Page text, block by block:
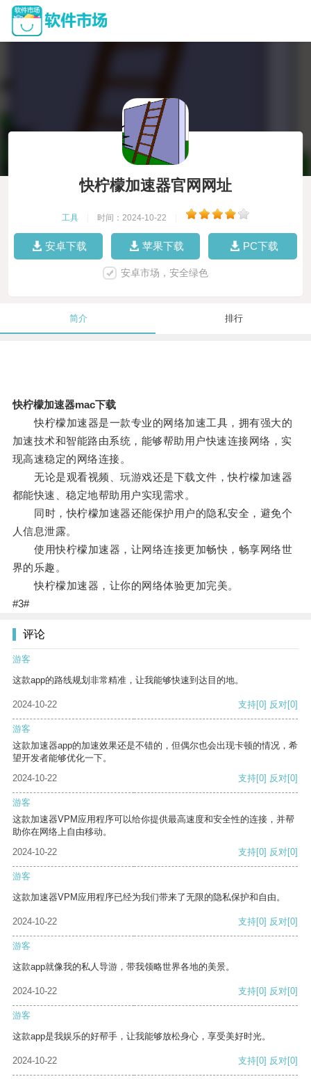
快柠檬加速器官网网址
工具 时间：2024-10-22
安卓下载 苹果下载 PC下载
安卓市场，安全绿色
简介 排行
快柠檬加速器mac下载
快柠檬加速器是一款专业的网络加速工具，拥有强大的
加速技术和智能路由系统，能够帮助用户快速连接网络，实
现高速稳定的网络连接。
无论是观看视频、玩游戏还是下载文件，快柠檬加速器
都能快速、稳定地帮助用户实现需求。
同时，快柠檬加速器还能保护用户的隐私安全，避免个
人信息泄露。
使用快柠檬加速器，让网络连接更加畅快，畅享网络世
界的乐趣。
快柠檬加速器，让你的网络体验更加完美。
#3#
评论
游客
这款app的路线规划非常精准，让我能够快速到达目的地。
2024-10-22 支持[0] 反对[0]
游客
这款加速器app的加速效果还是不错的，但偶尔也会出现卡顿的情况，希
望开发者能够优化一下。
2024-10-22
支持[0] 反对[0]
游客
这款加速器VPM应用程序可以给你提供最高速度和安全性的连接，并帮
助你在网络上自由移动。
2024-10-22
支持[0] 反对[0]
游客
这款加速器VPM应用程序已经为我们带来了无限的隐私保护和自由。
2024-10-22 支持[0] 反对[0]
游客
这款app就像我的私人导游，带我领略世界各地的美景。
2024-10-22 支持[0] 反对[0]
游客
这款app是我娱乐的好帮手，让我能够放松身心，享受美好时光。
2024-10-22 支持[0] 反对[0]